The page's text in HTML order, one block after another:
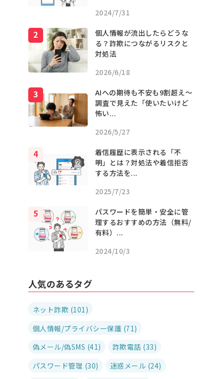
2024/7/31
個人情報が流出したらどうな
る？詐欺につながるリスクと
対処法
2026/6/18
AIへの期待も不安も9割超え〜
調査で見えた「使いたいけど
怖い...
2026/5/27
着信履歴に表示される「不
明」とは？対処法や着信拒否
する方法を...
2025/7/23
パスワードを簡単・安全に管
理するおすすめの方法（無料/
有料）...
2024/10/3
人気のあるタグ
ネット詐欺 (101)
個人情報/プライバシー保護 (71)
偽メール/偽SMS (41)
詐欺電話 (33)
パスワード管理 (30)
迷惑メール (24)